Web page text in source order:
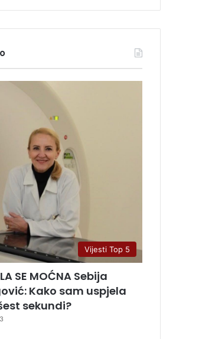
Vijesti Top 5
SE MOĆNA Sebija
Kako sam uspjela
sekundi?